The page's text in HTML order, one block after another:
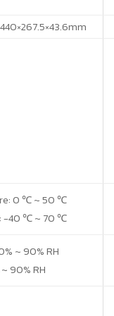
440×267.5×43.6mm
0 ℃ ~ 50 ℃
-40 ℃ ~ 70 ℃
~ 90% RH
90% RH